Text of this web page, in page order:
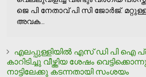
ജെ പി നേതാവ് പി സി ജോർജ്.
അവക...
എലപ്പുള്ളിയില്‍ എസ് ഡി പി ഐ
കാറിടിച്ചു വീഴ്ത്തിയ ശേഷം
നാട്ടിലേക്കു കടന്നതായി സംശയം